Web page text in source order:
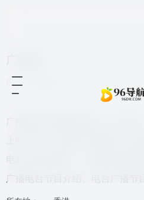
7个月前更新
广播电台节目介绍、电台广播节